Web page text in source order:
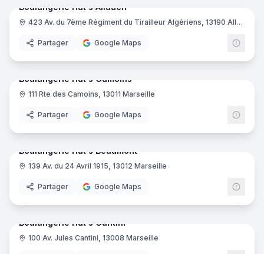
Boulangerie Hat's Allauch
423 Av. du 7ème Régiment du Tirailleur Algériens, 13190 Allauch
Partager Google Maps
Boulangerie Hat's Camoins
111 Rte des Camoins, 13011 Marseille
Partager Google Maps
Boulangerie Hat's Beaumont
139 Av. du 24 Avril 1915, 13012 Marseille
Partager Google Maps
Boulangerie Hat's Cantini
100 Av. Jules Cantini, 13008 Marseille